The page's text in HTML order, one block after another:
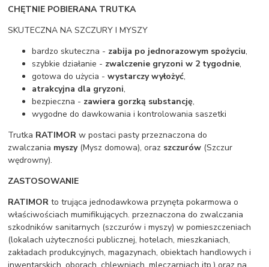
CHĘTNIE POBIERANA TRUTKA
SKUTECZNA NA SZCZURY I MYSZY
bardzo skuteczna - zabija po jednorazowym spożyciu,
szybkie działanie - zwalczenie gryzoni w 2 tygodnie,
gotowa do użycia -wystarczy wyłożyć,
atrakcyjna dla gryzoni,
bezpieczna - zawiera gorzką substancję,
wygodne do dawkowania i kontrolowania saszetki
Trutka RATIMOR w postaci pasty przeznaczona do
zwalczania myszy(Mysz domowa), oraz szczurów (Szczur
wędrowny).
ZASTOSOWANIE
RATIMOR to trująca jednodawkowa przynęta pokarmowa o
właściwościach mumifikujących. przeznaczona do zwalczania
szkodników sanitarnych (szczurów i myszy) w pomieszczeniach
(lokalach użyteczności publicznej, hotelach, mieszkaniach,
zakładach produkcyjnych, magazynach, obiektach handlowych i